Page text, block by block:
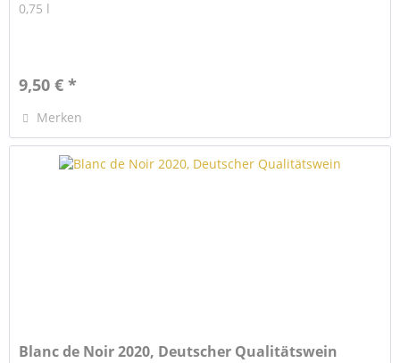
0,75 l
9,50 € *
Merken
Blanc de Noir 2020, Deutscher Qualitätswein